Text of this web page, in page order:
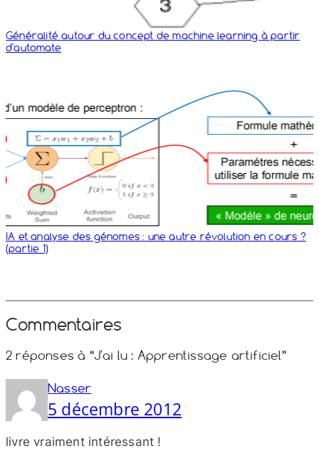
Généralité autour du concept de machine learning à partir
d'automate
IA et analyse des génomes : une autre révolution en cours ?
(partie 1)
Commentaires
2 réponses à “J'ai lu : Apprentissage artificiel”
Nasser
5 décembre 2012
livre vraiment intéressant !